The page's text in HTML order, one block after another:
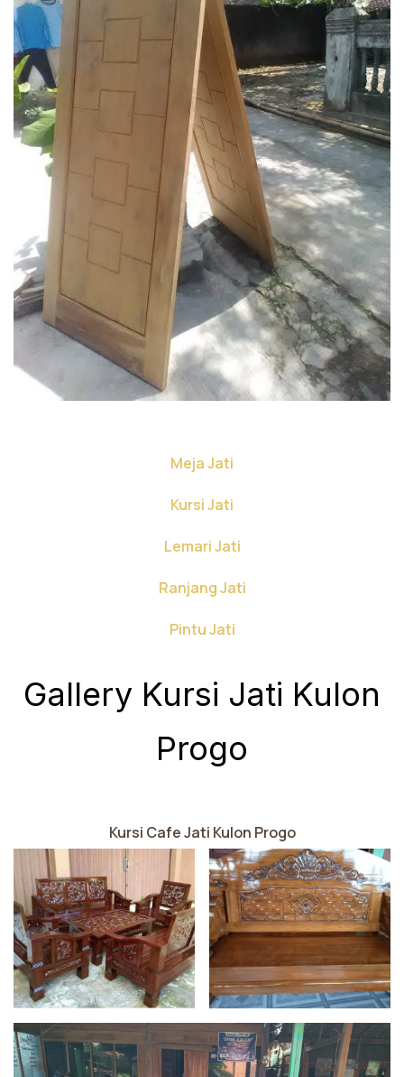
Meja Jati
Kursi Jati
Lemari Jati
Ranjang Jati
Pintu Jati
Gallery Kursi Jati Kulon
Progo
Kursi Cafe Jati Kulon Progo